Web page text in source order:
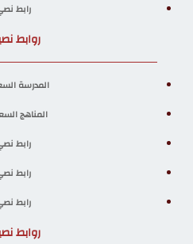
رابط
روابط
المدرسة
المناهج
رابط
رابط
رابط
روابط